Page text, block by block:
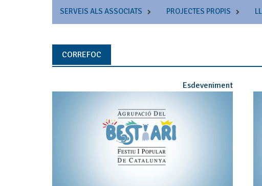
SERVEIS ALS ASSOCIATS PROJECTES PROPIS
CORREFOC
Esdeveniment